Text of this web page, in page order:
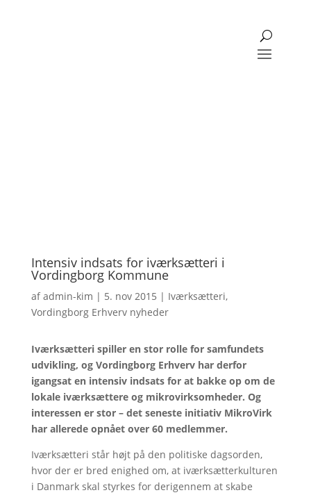
Intensiv indsats for iværksætteri i
Vordingborg Kommune
afadmin-kim | 5. nov 2015 | Iværksætteri,
Vordingborg Erhverv nyheder
Iværksætteri spiller en stor rolle for samfundets
udvikling, og Vordingborg Erhverv har derfor
igangsat en intensiv indsats for at bakke op om de
lokale iværksættere og mikrovirksomheder. Og
interessen er stor – det seneste initiativ MikroVirk
har allerede opnået over 60 medlemmer.
Iværksætteri står højt på den politiske dagsorden,
hvor der er bred enighed om, at iværksætterkulturen
i Danmark skal styrkes for derigennem at skabe